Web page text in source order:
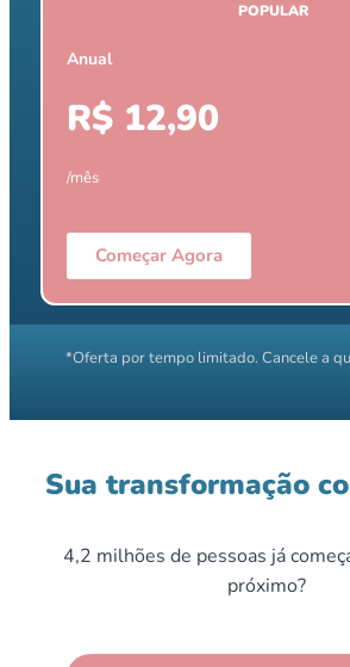
POPULAR
Anual
R$ 12,90
/mês
Começar Agora
*Oferta por tempo limitado. Cancele a
Sua transformação
4,2 milhões de pessoas já
próximo?